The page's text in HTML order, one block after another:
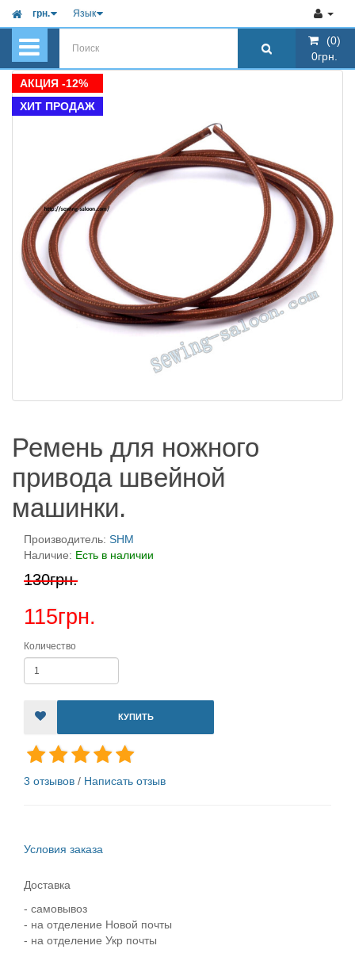
грн. Язык
(0)
0грн.
АКЦИЯ -12%
ХИТ ПРОДАЖ
Ремень для ножного
привода швейной
машинки.
Производитель: SHM
Наличие: Есть в наличии
130грн.
115грн.
Количество
КУПИТЬ
3 отзывов / Написать отзыв
Условия заказа
Доставка
- самовывоз
- на отделение Новой почты
- на отделение Укр почты